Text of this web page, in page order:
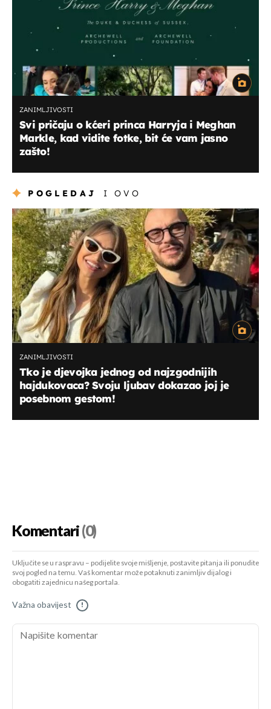
ZANIMLJIVOSTI
Svi pričaju o kćeri princa Harryja i Meghan
Markle, kad vidite fotke, bit će vam jasno
zašto!
POGLEDAJ I OVO
ZANIMLJIVOSTI
Tko je djevojka jednog od najzgodnijih
hajdukovaca? Svoju ljubav dokazao joj je
posebnom gestom!
Komentari(0)
Uključite se u raspravu – podijelite svoje mišljenje, postavite pitanja ili ponudite
svoj pogled na temu. Vaš komentar može potaknuti zanimljiv dijalog i
obogatiti zajednicu našeg portala.
Važna obavijest !